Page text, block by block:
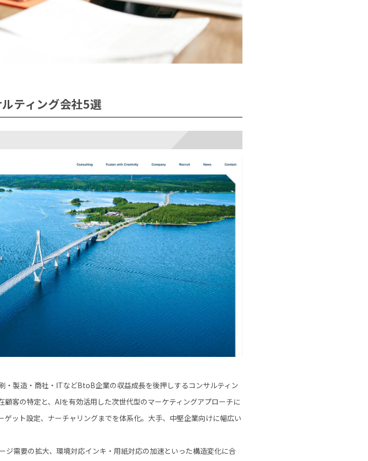
ティング会社5選
・製造・商社・ITなどBtoB企業の収益成長を後押しするコンサルティン
客の特定と、AIを有効活用した次世代型のマーケティングアプローチに
ット設定、ナーチャリングまでを体系化。大手、中堅企業向けに幅広い
需要の拡大、環境対応インキ・用紙対応の加速といった構造変化に合